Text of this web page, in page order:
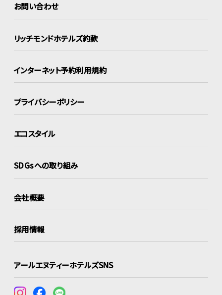
お問い合わせ
リッチモンドホテルズ約款
インターネット予約利用規約
プライバシーポリシー
エコスタイル
SDGsへの取り組み
会社概要
採用情報
アールエヌティーホテルズSNS